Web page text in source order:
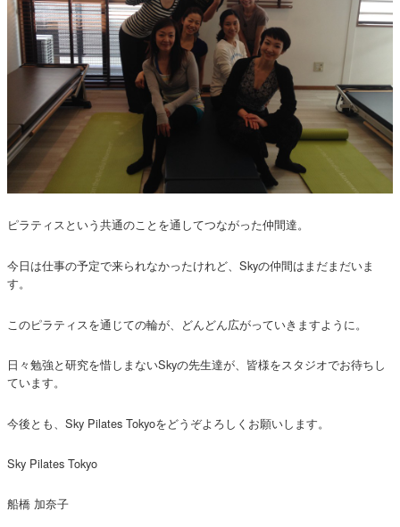
ピラティスという共通のことを通してつながった仲間達。
今日は仕事の予定で来られなかったけれど、Skyの仲間はまだまだいま
す。
このピラティスを通じての輪が、どんどん広がっていきますように。
日々勉強と研究を惜しまないSkyの先生達が、皆様をスタジオでお待ちし
ています。
今後とも、Sky Pilates Tokyoをどうぞよろしくお願いします。
Sky Pilates Tokyo
船橋 加奈子